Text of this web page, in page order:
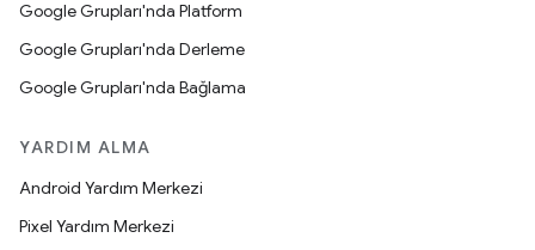
Google Grupları'nda Platform
Google Grupları'nda Derleme
Google Grupları'nda Bağlama
YARDIM ALMA
Android Yardım Merkezi
Pixel Yardım Merkezi